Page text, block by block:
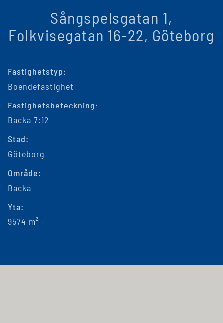
Sångspelsgatan 1,
Folkvisegatan 16-22, Göteborg
Fastighetstyp:
Boendefastighet
Fastighetsbeteckning:
Backa 7:12
Stad:
Göteborg
Område:
Backa
Yta:
9574 m²